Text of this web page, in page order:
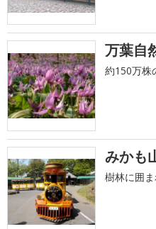
万葉自
約150万株
みかも
樹林に囲